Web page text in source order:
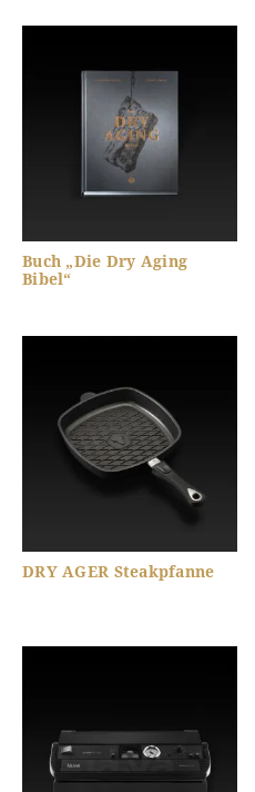
Buch „Die Dry Aging
Bibel“
DRY AGER Steakpfanne